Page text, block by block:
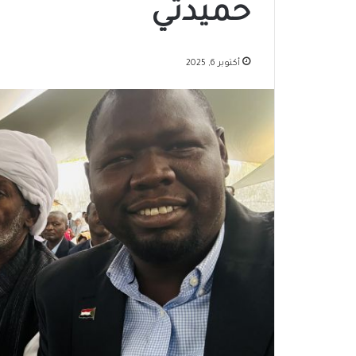
حميدتي
أكتوبر 6, 2025